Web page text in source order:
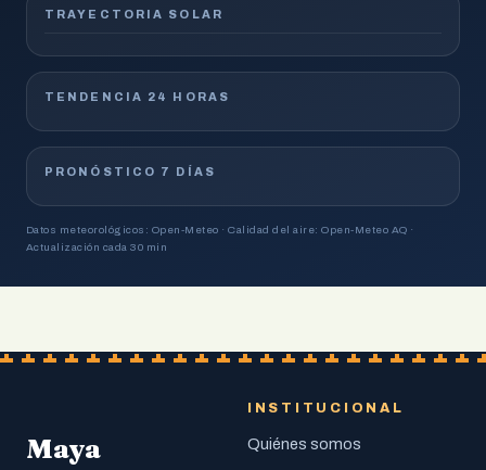
TRAYECTORIA SOLAR
TENDENCIA 24 HORAS
PRONÓSTICO 7 DÍAS
Datos meteorológicos: Open-Meteo · Calidad del aire: Open-Meteo AQ ·
Actualización cada 30 min
Maya
INSTITUCIONAL
Quiénes somos